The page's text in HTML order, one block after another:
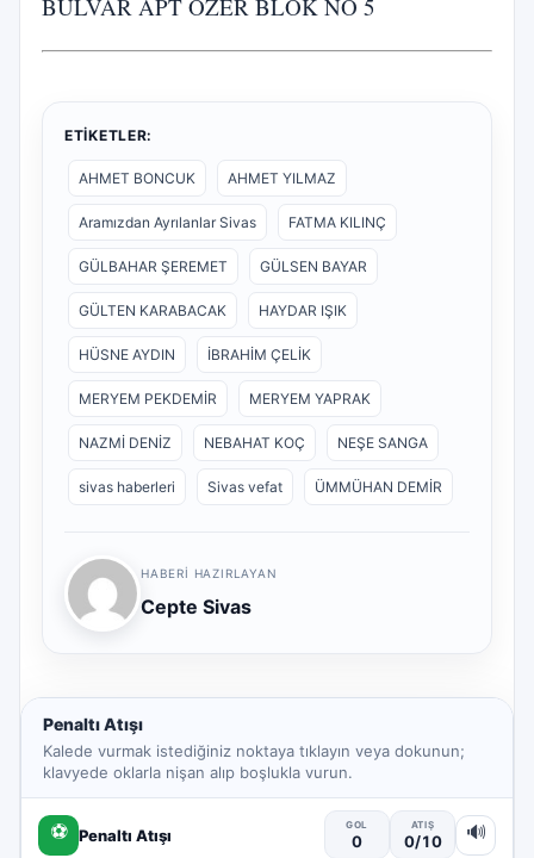
BULVAR APT ÖZER BLOK NO 5
ETIKETLER:
AHMET BONCUK AHMET YILMAZ
Aramızdan Ayrılanlar Sivas FATMA KILINÇ
GÜLBAHAR ŞEREMET GÜLSEN BAYAR
GÜLTEN KARABACAK HAYDAR IŞIK
HÜSNE AYDIN İBRAHİM ÇELİK
MERYEM PEKDEMİR MERYEM YAPRAK
NAZMİ DENİZ NEBAHAT KOÇ NEŞE SANGA
sivas haberleri Sivas vefat ÜMMÜHAN DEMİR
HABERI HAZIRLAYAN
Cepte Sivas
Penaltı Atışı
Kalede vurmak istediğiniz noktaya tıklayın veya dokunun;
klavyede oklarla nişan alıp boşlukla vurun.